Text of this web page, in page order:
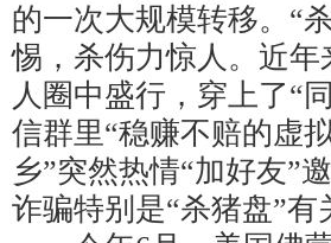
的一次大规模转移。“
惕，杀伤力惊人。近
人圈中盛行，穿上了“
信群里“稳赚不赔的虚
乡”突然热情“加好友”
诈骗特别是“杀猪盘”有